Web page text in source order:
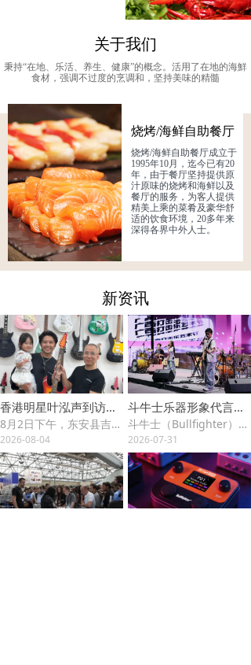
关于我们
秉持“在地、乐活、养生、健康”的概念。活用了在地的海鮮
食材，强调不过度的烹调和，坚持美味的精髓
烧烤/海鲜自助餐厅
烧烤/海鲜自助餐厅成立于
1995年10月，迄今已有20
年，由于餐厅坚持提供原
汁原味的烧烤和海鲜以及
餐厅的服务，为客人提供
精美上乘的菜肴及豪华舒
适的饮食环境，20多年来
深得各界中外人士。
香港明星叶泓声到访斗牛士工厂，一场关于电吉他的深度探访
8月2日下午，东安县吉他产业园，斗牛士电吉他工厂迎来了一位特殊的访客——香港明星叶泓声。
品牌创始人何北全程陪同，带这位远道而来的客人完整走了一遍生产线。
2026-08-04
斗牛士乐器形象代言——“无限乐队”与“幻影乐队”闪耀2026广西打击乐艺术节
斗牛士（Bullfighter）乐器形象代言乐队——“无限乐队”与“幻影乐队” 凭借精湛的技艺和出色的舞台表现力，双双斩获斐然成绩，成为2026广西打击乐艺术节备受瞩目的少年力量。
2026-07-31
新资讯